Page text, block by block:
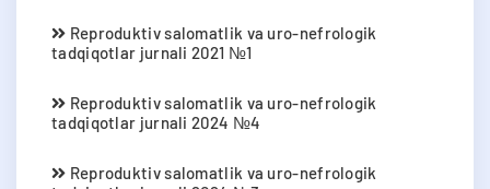
Reproduktiv salomatlik va uro-nefrologik
tadqiqotlar jurnali 2021 №1
Reproduktiv salomatlik va uro-nefrologik
tadqiqotlar jurnali 2024 №4
Reproduktiv salomatlik va uro-nefrologik